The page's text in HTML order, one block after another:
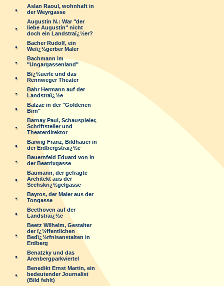
Aslan Raoul, wohnhaft in
der Weyrgasse
Augustin N.: War "der
liebe Augustin" nicht
doch ein Landstraï¿½er?
Bacher Rudolf, ein
Weiï¿½gerber Maler
Bachmann im
"Ungargassenland"
Bï¿½uerle und das
Rennweger Theater
Bahr Hermann auf der
Landstraï¿½e
Balzac in der "Goldenen
Birn"
Barnay Paul, Schauspieler,
Schriftsteller und
Theaterdirektor
Barwig Franz, Bildhauer in
der Erdbergstraï¿½e
Bauernfeld Eduard von in
der Beatrixgasse
Baumann, der gefragte
Architekt aus der
Sechskrï¿½gelgasse
Bayros, der Maler aus der
Tongasse
Beethoven auf der
Landstraï¿½e
Beetz Wilhelm, Gestalter
der ï¿½ffentlichen
Bedï¿½rfnisanstalten in
Erdberg
Benatzky und das
Arenbergparkviertel
Benedikt Ernst Martin, ein
bedeutender Journalist
(Bild fehlt)